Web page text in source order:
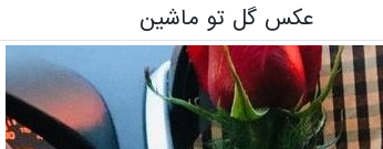
عکس گل تو ماشین